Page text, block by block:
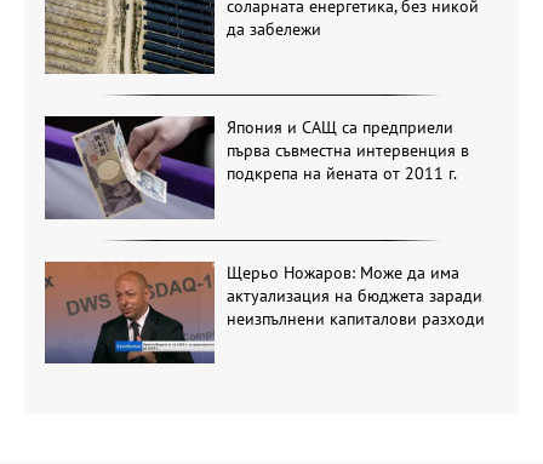
соларната енергетика, без никой
да забележи
Япония и САЩ са предприели
първа съвместна интервенция в
подкрепа на йената от 2011 г.
Щерьо Ножаров: Може да има
актуализация на бюджета заради
неизпълнени капиталови разходи